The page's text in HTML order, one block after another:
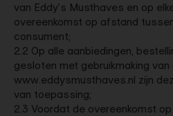
van Eddy's Musthaves en op
overeenkomst op afstand
consument;
2.2 Op alle aanbiedingen,
gesloten met gebruikmaking
www.eddysmusthaves.nl zijn
van toepassing;
2.3 Voordat de overeenkomst